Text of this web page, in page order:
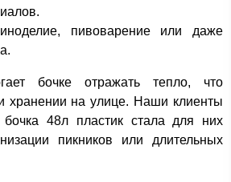
пивоварение или даже
бочке отражать тепло, что
хранении на улице. Наши клиенты
бочка 48л пластик стала для них
пикников или длительных